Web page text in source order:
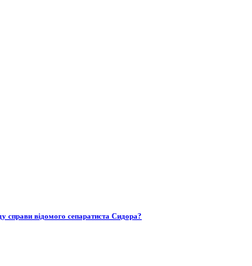
справи відомого сепаратиста Сидора?